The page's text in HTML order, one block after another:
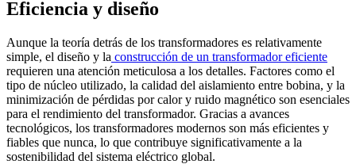
Eficiencia y diseño
Aunque la teoría detrás de los transformadores es relativamente
simple, el diseño y la construcción de un transformador eficiente
requieren una atención meticulosa a los detalles. Factores como el
tipo de núcleo utilizado, la calidad del aislamiento entre bobina, y la
minimización de pérdidas por calor y ruido magnético son esenciales
para el rendimiento del transformador. Gracias a avances
tecnológicos, los transformadores modernos son más eficientes y
fiables que nunca, lo que contribuye significativamente a la
sostenibilidad del sistema eléctrico global.